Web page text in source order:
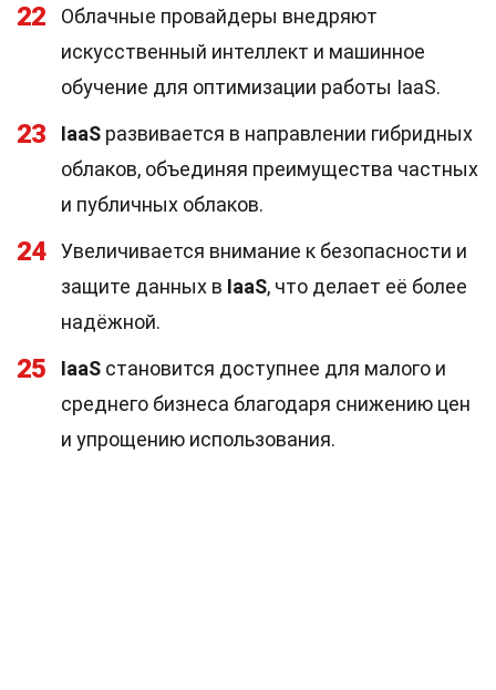
22
Облачные провайдеры внедряют
искусственный интеллект и машинное
обучение для оптимизации работы IaaS.
23 IaaS развивается в направлении гибридных
облаков, объединяя преимущества частных
и публичных облаков.
24
Увеличивается внимание к безопасности и
защите данных в IaaS, что делает её более
надёжной.
25 IaaS становится доступнее для малого и
среднего бизнеса благодаря снижению цен
и упрощению использования.